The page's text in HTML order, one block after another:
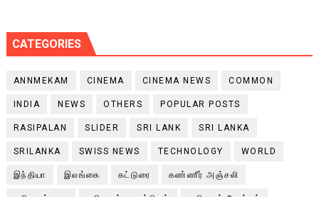
CATEGORIES
ANNMEKAM CINEMA CINEMA NEWS COMMON
INDIA NEWS OTHERS POPULAR POSTS
RASIPALAN SLIDER SRI LANK SRI LANKA
SRILANKA SWISS NEWS TECHNOLOGY WORLD
இந்தியா இலங்கை கட்டுரை கண்ணீர் அஞ்சலி